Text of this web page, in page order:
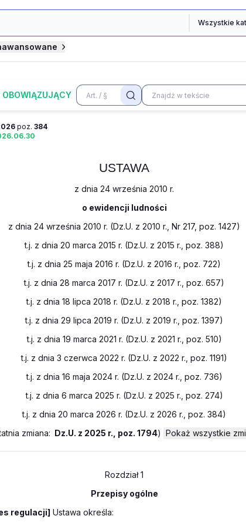
OBOWIĄZUJĄCY
poz. 384
USTAWA
z dnia 24 września 2010 r.
o ewidencji ludności
z dnia 24 września 2010 r. (Dz.U. z 2010 r., Nr 217, poz. 1427)
t.j. z dnia 20 marca 2015 r. (Dz.U. z 2015 r., poz. 388)
t.j. z dnia 25 maja 2016 r. (Dz.U. z 2016 r., poz. 722)
t.j. z dnia 28 marca 2017 r. (Dz.U. z 2017 r., poz. 657)
t.j. z dnia 18 lipca 2018 r. (Dz.U. z 2018 r., poz. 1382)
t.j. z dnia 29 lipca 2019 r. (Dz.U. z 2019 r., poz. 1397)
t.j. z dnia 19 marca 2021 r. (Dz.U. z 2021 r., poz. 510)
t.j. z dnia 3 czerwca 2022 r. (Dz.U. z 2022 r., poz. 1191)
t.j. z dnia 16 maja 2024 r. (Dz.U. z 2024 r., poz. 736)
t.j. z dnia 6 marca 2025 r. (Dz.U. z 2025 r., poz. 274)
t.j. z dnia 20 marca 2026 r. (Dz.U. z 2026 r., poz. 384)
zmiana: Dz.U. z 2025 r., poz. 1794) Pokaż wszystkie
Rozdział 1
Przepisy ogólne
regulacji] Ustawa określa: